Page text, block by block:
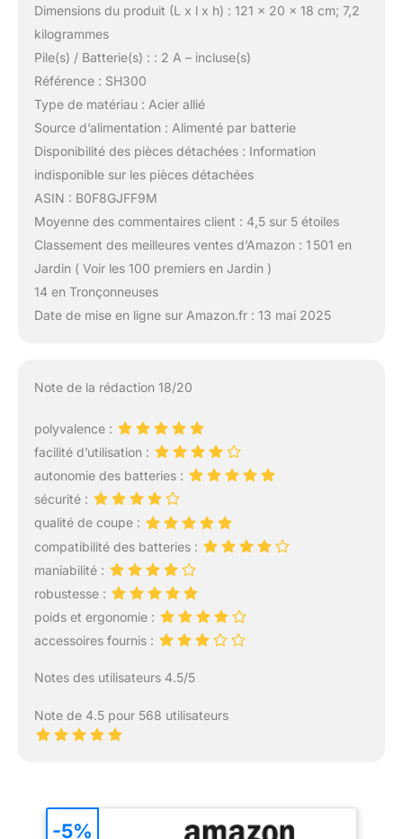
Dimensions du produit (L x l x h) : 121 x 20 x 18 cm; 7,2
kilogrammes
Pile(s) / Batterie(s) : : 2 A – incluse(s)
Référence : SH300
Type de matériau : Acier allié
Source d’alimentation : Alimenté par batterie
Disponibilité des pièces détachées : Information
indisponible sur les pièces détachées
ASIN : B0F8GJFF9M
Moyenne des commentaires client : 4,5 sur 5 étoiles
Classement des meilleures ventes d’Amazon : 1 501 en
Jardin ( Voir les 100 premiers en Jardin )
14 en Tronçonneuses
Date de mise en ligne sur Amazon.fr : 13 mai 2025
Note de la rédaction 18/20
polyvalence :
facilité d’utilisation :
autonomie des batteries :
sécurité :
qualité de coupe :
compatibilité des batteries :
maniabilité :
robustesse :
poids et ergonomie :
accessoires fournis :
Notes des utilisateurs 4.5/5
Note de 4.5 pour 568 utilisateurs
-5%